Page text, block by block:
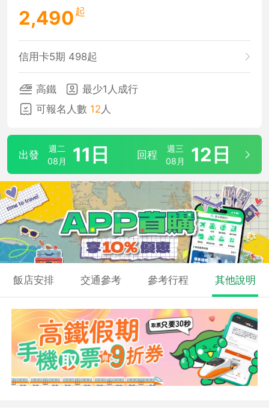
2,490 起
信用卡5期 498起
高鐵
最少1人成行
可報名人數 12 人
出發
週二
08月
11日 回程
週三
08月
12日
飯店安排 交通參考 參考行程 其他說明